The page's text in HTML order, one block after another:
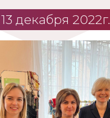
13 декабря 2022г.